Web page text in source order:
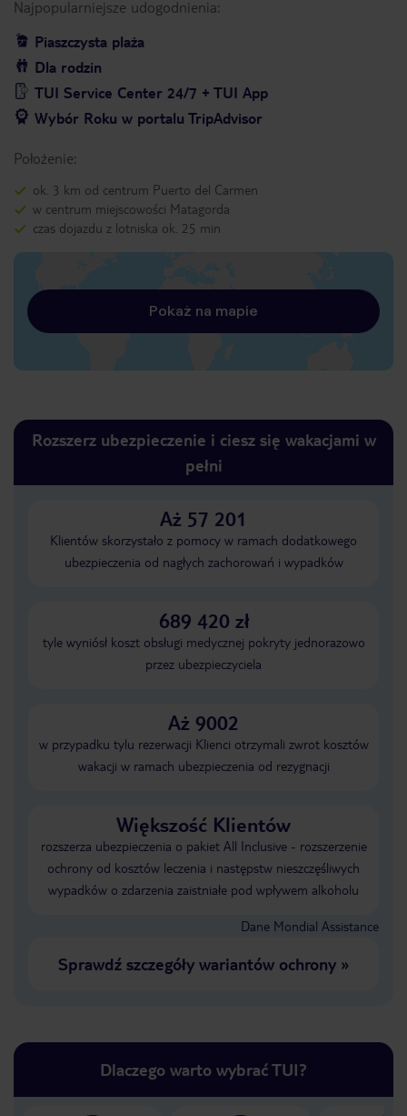
Najpopularniejsze udogodnienia:
Piaszczysta plaża
Dla rodzin
TUI Service Center 24/7 + TUI App
Wybór Roku w portalu TripAdvisor
Położenie:
ok. 3 km od centrum Puerto del Carmen
w centrum miejscowości Matagorda
czas dojazdu z lotniska ok. 25 min
Pokaż na mapie
Rozszerz ubezpieczenie i ciesz się wakacjami w
pełni
Aż 57 201
Klientów skorzystało z pomocy w ramach dodatkowego
ubezpieczenia od nagłych zachorowań i wypadków
689 420 zł
tyle wyniósł koszt obsługi medycznej pokryty jednorazowo
przez ubezpieczyciela
Aż 9002
w przypadku tylu rezerwacji Klienci otrzymali zwrot kosztów
wakacji w ramach ubezpieczenia od rezygnacji
Większość Klientów
rozszerza ubezpieczenia o pakiet All Inclusive - rozszerzenie
ochrony od kosztów leczenia i następstw nieszczęśliwych
wypadków o zdarzenia zaistniałe pod wpływem alkoholu
Dane Mondial Assistance
Sprawdź szczegóły wariantów ochrony»
Dlaczego warto wybrać TUI?